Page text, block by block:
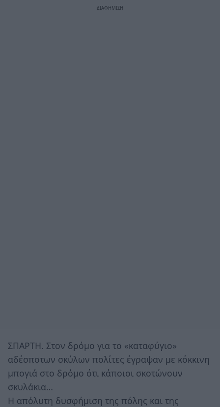
ΣΠΑΡΤΗ. Στον δρόμο για το «καταφύγιο»
αδέσποτων σκύλων πολίτες έγραψαν με κόκκινη
μπογιά στο δρόμο ότι κάποιοι σκοτώνουν
σκυλάκια…
Η απόλυτη δυσφήμιση της πόλης και της